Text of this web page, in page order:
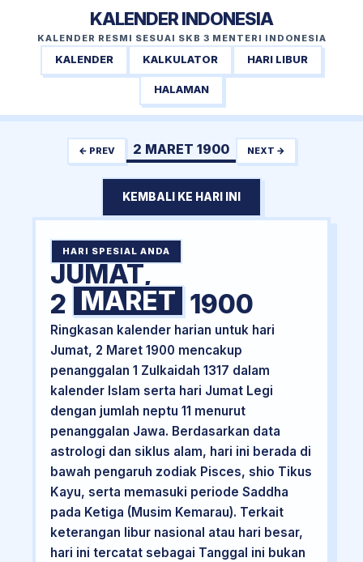
KALENDER INDONESIA
KALENDER RESMI SESUAI SKB 3 MENTERI INDONESIA
KALENDER KALKULATOR HARI LIBUR
HALAMAN
← PREV 2 MARET 1900 NEXT →
KEMBALI KE HARI INI
HARI SPESIAL ANDA
JUMAT,
2 MARET 1900
Ringkasan kalender harian untuk hari
Jumat, 2 Maret 1900 mencakup
penanggalan 1 Zulkaidah 1317 dalam
kalender Islam serta hari Jumat Legi
dengan jumlah neptu 11 menurut
penanggalan Jawa. Berdasarkan data
astrologi dan siklus alam, hari ini berada di
bawah pengaruh zodiak Pisces, shio Tikus
Kayu, serta memasuki periode Saddha
pada Ketiga (Musim Kemarau). Terkait
keterangan libur nasional atau hari besar,
hari ini tercatat sebagai Tanggal ini bukan